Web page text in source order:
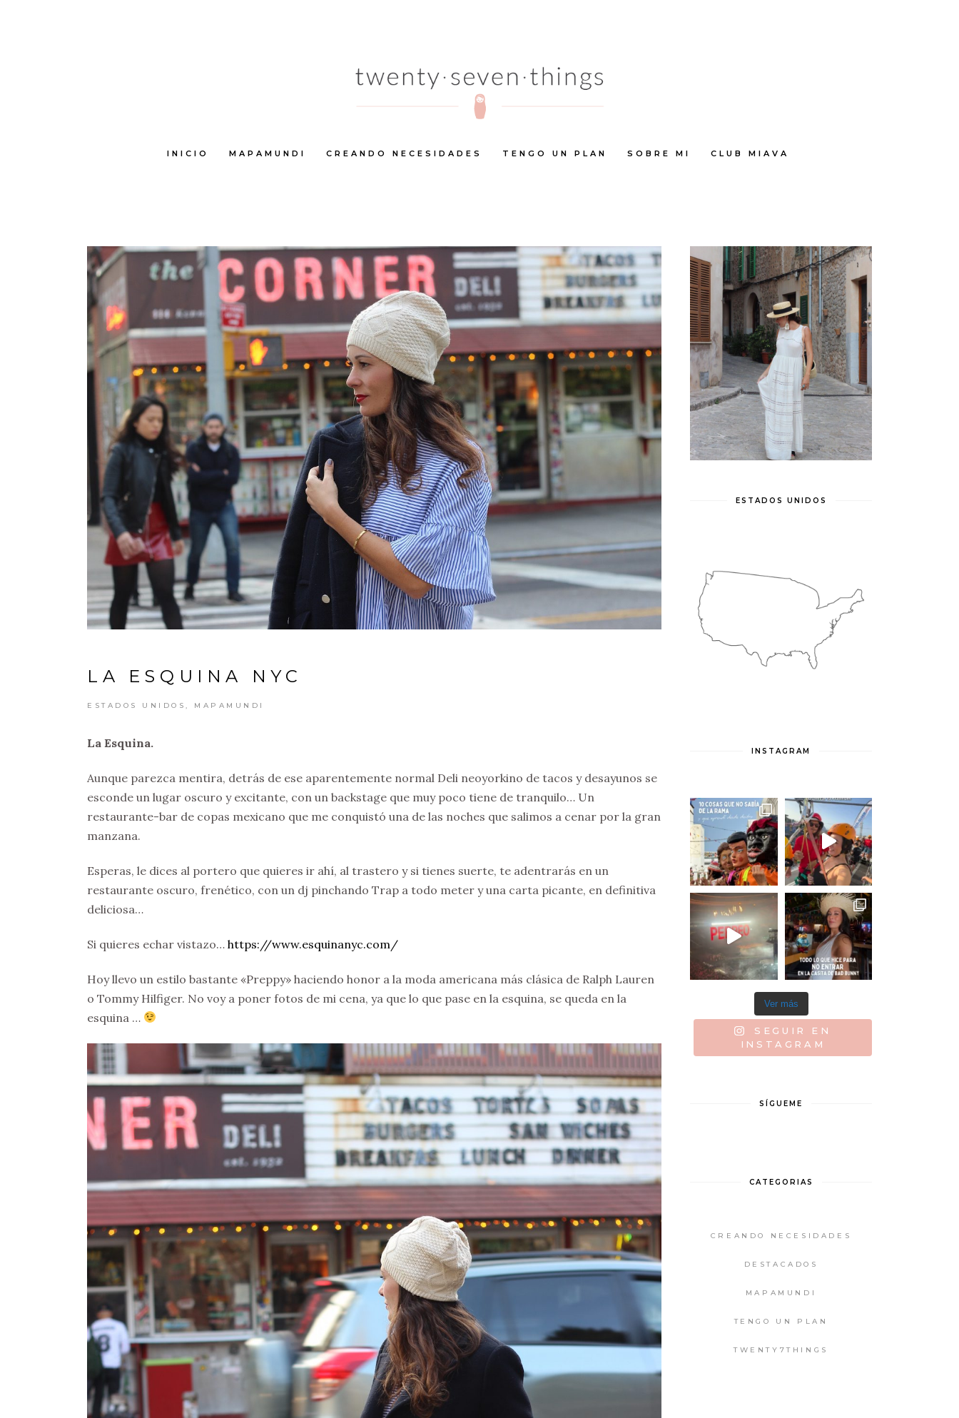
INICIO MAPAMUNDI CREANDO NECESIDADES TENGO UN PLAN SOBRE MI CLUB MIAVA
LA ESQUINA NYC
ESTADOS UNIDOS , MAPAMUNDI
La Esquina.
Aunque parezca mentira, detrás de ese aparentemente normal Deli neoyorkino de tacos y desayunos se
esconde un lugar oscuro y excitante, con un backstage que muy poco tiene de tranquilo… Un
restaurante-bar de copas mexicano que me conquistó una de las noches que salimos a cenar por la gran
manzana.
Esperas, le dices al portero que quieres ir ahí, al trastero y si tienes suerte, te adentrarás en un
restaurante oscuro, frenético, con un dj pinchando Trap a todo meter y una carta picante, en definitiva
deliciosa…
Si quieres echar vistazo… https://www.esquinanyc.com/
Hoy llevo un estilo bastante «Preppy» haciendo honor a la moda americana más clásica de Ralph Lauren
o Tommy Hilfiger. No voy a poner fotos de mi cena, ya que lo que pase en la esquina, se queda en la
esquina …
ESTADOS UNIDOS
INSTAGRAM
Ver más
SEGUIR EN
INSTAGRAM
SÍGUEME
CATEGORIAS
CREANDO NECESIDADES
DESTACADOS
MAPAMUNDI
TENGO UN PLAN
TWENTY7THINGS